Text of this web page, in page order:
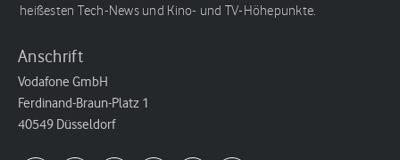
heißesten Tech-News und Kino- und TV-Höhepunkte.
Anschrift
Vodafone GmbH
Ferdinand-Braun-Platz 1
40549 Düsseldorf